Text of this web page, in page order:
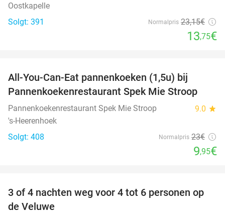
Oostkapelle
Solgt: 391
Normalpris 23,15€
13,75€
All-You-Can-Eat pannenkoeken (1,5u) bij
Pannenkoekenrestaurant Spek Mie Stroop
Pannenkoekenrestaurant Spek Mie Stroop 9.0 star
's-Heerenhoek
Solgt: 408
Normalpris 23€
9,95€
3 of 4 nachten weg voor 4 tot 6 personen op
de Veluwe